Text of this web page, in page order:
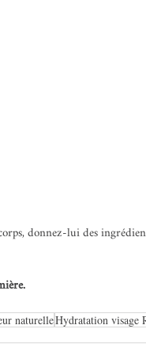
donnez-lui des
naturelleHydratation visage